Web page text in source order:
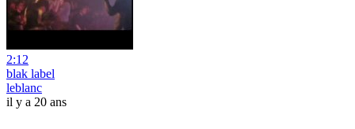
2:12
blak label
leblanc
il y a 20 ans